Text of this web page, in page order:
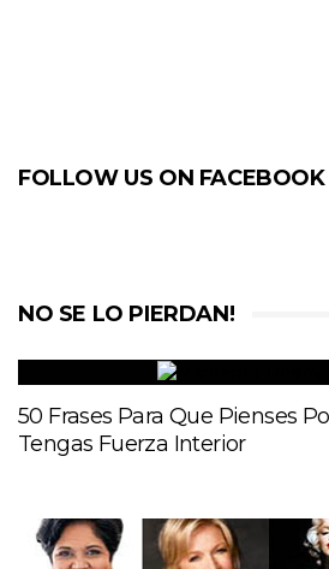
FOLLOW US ON FACEBOOK
NO SE LO PIERDAN!
50 Frases Para Que Pienses
Tengas Fuerza Interior